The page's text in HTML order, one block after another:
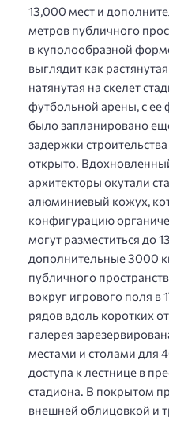
13,000 мест и
метров публичного
в куполообразной
выглядит как
натянутая на скелет
футбольной арены, с ее
было запланировано
задержки
открыто.
архитекторы окутали
алюминиевый кожух,
конфигурацию
могут разместиться до
дополнительные 3000
публичного
вокруг игрового поля в
рядов вдоль коротких
галерея
местами и столами для
доступа к лестнице в
стадиона. В покрытом
внешней облицовкой и